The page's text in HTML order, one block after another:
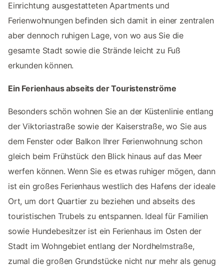
Einrichtung ausgestatteten Apartments und
Ferienwohnungen befinden sich damit in einer zentralen
aber dennoch ruhigen Lage, von wo aus Sie die
gesamte Stadt sowie die Strände leicht zu Fuß
erkunden können.
Ein Ferienhaus abseits der Touristenströme
Besonders schön wohnen Sie an der Küstenlinie entlang
der Viktoriastraße sowie der Kaiserstraße, wo Sie aus
dem Fenster oder Balkon Ihrer Ferienwohnung schon
gleich beim Frühstück den Blick hinaus auf das Meer
werfen können. Wenn Sie es etwas ruhiger mögen, dann
ist ein großes Ferienhaus westlich des Hafens der ideale
Ort, um dort Quartier zu beziehen und abseits des
touristischen Trubels zu entspannen. Ideal für Familien
sowie Hundebesitzer ist ein Ferienhaus im Osten der
Stadt im Wohngebiet entlang der Nordhelmstraße,
zumal die großen Grundstücke nicht nur mehr als genug